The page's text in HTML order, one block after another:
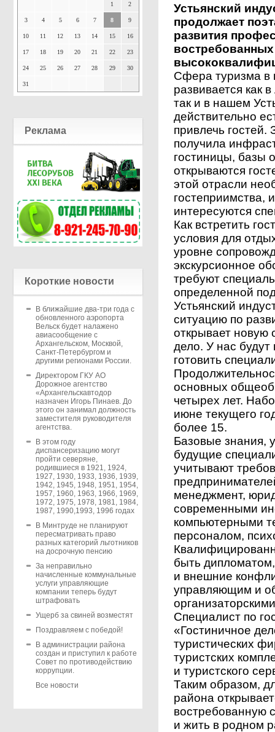
1 2
3 4 5 6 7 8 9
10 11 12 13 14 15 16
17 18 19 20 21 22 23
24 25 26 27 28 29 30
31
Реклама
Короткие новости
В ближайшие два-три года с
обновленного аэропорта
Вельск будет налажено
авиасообщение с
Архангельском, Москвой,
Санкт-Петербургом и
другими регионами России.
Директором ГКУ АО
Дорожное агентство
«Архангельскавтодор
назначен Игорь Пинаев. До
этого он занимал должность
заместителя руководителя
агентства.
В этом году
диспансеризацию могут
пройти северяне,
родившиеся в 1921, 1924,
1927, 1930, 1933, 1936, 1939,
1942, 1945, 1948, 1951, 1954,
1957, 1960, 1963, 1966, 1969,
1972, 1975, 1978, 1981, 1984,
1987, 1990,1993, 1996 годах
В Минтруде не планируют
пересматривать право
разных категорий льготников
на досрочную пенсию
За неправильно
начисленные коммунальные
услуги управляющие
компании теперь будут
штрафовать
Ущерб за свиней возместят
Поздравляем с победой!
В администрации района
создан и приступил к работе
Совет по противодействию
коррупции.
Все новости
Устьянский
продолжает
развития
Сфера туризма в
развивается как
так и в нашем
действительно
привлечь гостей.
получила
гостиницы, базы
открываются
этой отрасли
интересуются
Как встретить
условия для
уровне
экскурсионное
требуют
определенной
Устьянский
ситуацию по
открывает новую
дело. У нас
готовить
основных
четырех лет.
июне текущего
более 15.
Базовые знания,
будущие
учитывают
менеджмент,
современными
компьютерными
персоналом,
быть
и внешние
управляющим и
Специалист по
«Гостиничное
туристических
туристских
и туристского
Таким образом,
района
востребованную
и жить в родном